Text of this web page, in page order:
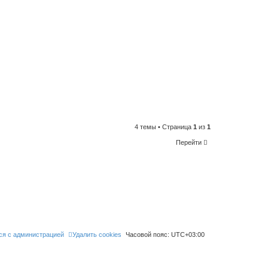
4 темы • Страница 1 из 1
Перейти
Часовой пояс: UTC+03:00
Удалить cookies
с администрацией